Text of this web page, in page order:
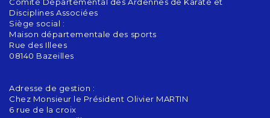
Disciplines Associées
Siège social :
Maison départementale des sports
Rue des Illees
08140 Bazeilles
Adresse de gestion :
Chez Monsieur le Président Olivier MARTIN
6 rue de la croix